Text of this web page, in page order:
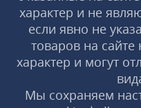
характер и не
если явно не
товаров на
характер и могут
Мы сохраняем